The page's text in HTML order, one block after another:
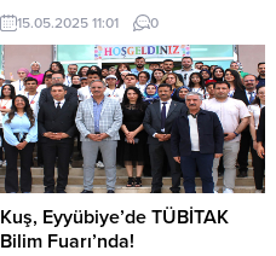
bir su malzemeleri deposunda
yangın çıktı. Haliliye ilçesine bağlı
Ulubağ Mahallesi’nde bulunan bir
su malzemeleri deposunda yangın
çıktı. Henüz belirlenemeyen bir
nedenle başlayan yangın, depoda
bulunan plastik ve diğer yanıcı
malzemelerin bulunması yangının
hızla büyümesine neden oldu.
Yangın ihbarının alınmasının...
15.05.2025 11:01 0
Kuş, Eyyübiye’de TÜBİTAK
Bilim Fuarı’nda!